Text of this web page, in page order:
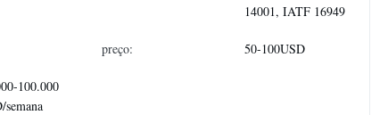
14001, IATF 16949
preço: 50-100USD
100.000
semana